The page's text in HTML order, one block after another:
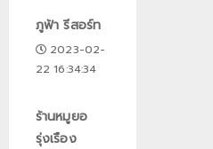
ภูฟ้า รีสอร์ท
2023-02-
22 16:34:34
ร้านหมูยอ
รุ่งเรือง